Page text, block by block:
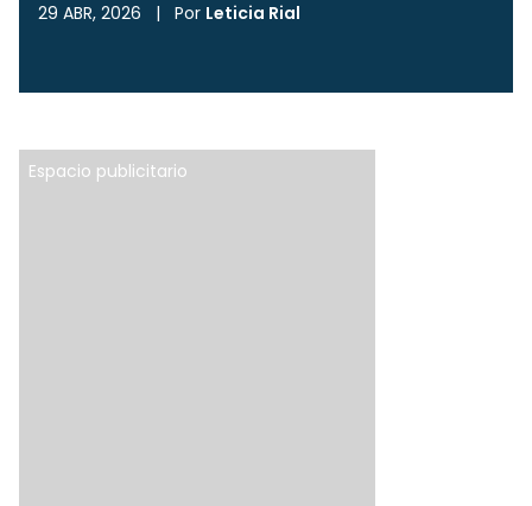
29 ABR, 2026 | Por Leticia Rial
Espacio publicitario